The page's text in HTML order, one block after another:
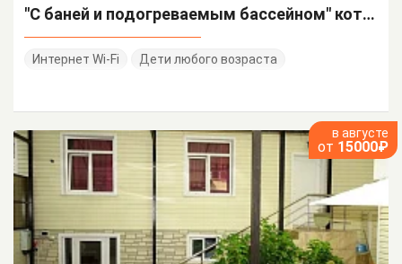
"С баней и подогреваемым бассейном" коттедж под-ключ
Интернет Wi-Fi Дети любого возраста
в августе
от 15000₽